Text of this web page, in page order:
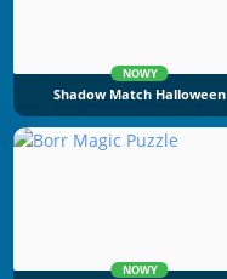
NOWY
Shadow Match Halloween
NOWY